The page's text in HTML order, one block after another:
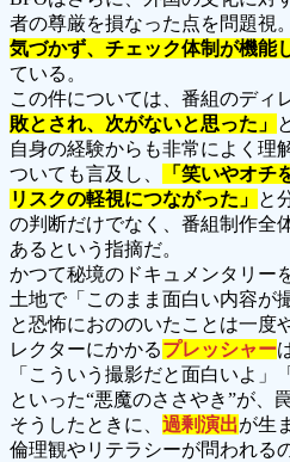
者の尊厳を損なった点を問題視。
気づかず、チェック体制が機能
ている。
この件については、番組のディ
敗とされ、次がないと思った」
自身の経験からも非常によく理
ついても言及し、
「笑いやオチ
リスクの軽視につながった」 と
の判断だけでなく、番組制作全
あるという指摘だ。
かつて秘境のドキュメンタリー
土地で「このまま面白い内容が
と恐怖におののいたことは一度
レクターにかかるプレッシャー
「こういう撮影だと面白いよ」
といった“悪魔のささやき”が、
そうしたときに、 過剰演出が生
倫理観やリテラシーが問われる